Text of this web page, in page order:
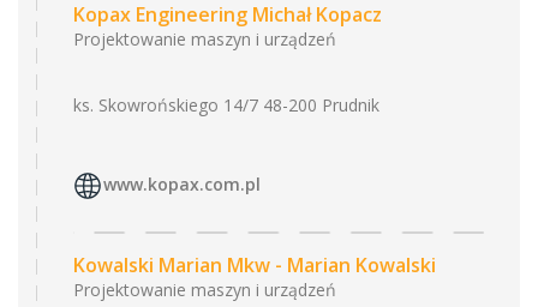
Kopax Engineering Michał Kopacz
Projektowanie maszyn i urządzeń
ks. Skowrońskiego 14/7 48-200 Prudnik
www.kopax.com.pl
Kowalski Marian Mkw - Marian Kowalski
Projektowanie maszyn i urządzeń